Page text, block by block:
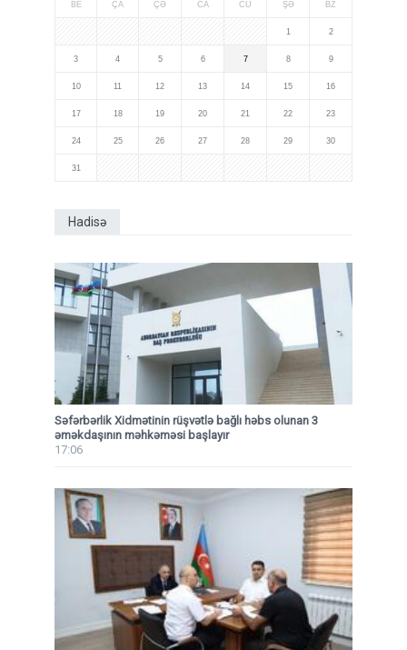
BE ÇA ÇƏ CA CÜ ŞƏ BZ
1 2
3 4 5 6 7 8 9
10 11 12 13 14 15 16
17 18 19 20 21 22 23
24 25 26 27 28 29 30
31
Hadisə
Səfərbərlik Xidmətinin rüşvətlə bağlı həbs olunan 3
əməkdaşının məhkəməsi başlayır
17:06